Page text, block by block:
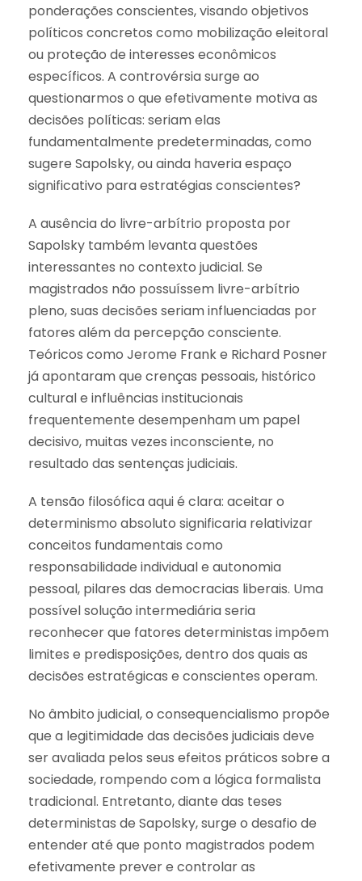
ponderações conscientes, visando objetivos
políticos concretos como mobilização eleitoral
ou proteção de interesses econômicos
específicos. A controvérsia surge ao
questionarmos o que efetivamente motiva as
decisões políticas: seriam elas
fundamentalmente predeterminadas, como
sugere Sapolsky, ou ainda haveria espaço
significativo para estratégias conscientes?
A ausência do livre-arbítrio proposta por
Sapolsky também levanta questões
interessantes no contexto judicial. Se
magistrados não possuíssem livre-arbítrio
pleno, suas decisões seriam influenciadas por
fatores além da percepção consciente.
Teóricos como Jerome Frank e Richard Posner
já apontaram que crenças pessoais, histórico
cultural e influências institucionais
frequentemente desempenham um papel
decisivo, muitas vezes inconsciente, no
resultado das sentenças judiciais.
A tensão filosófica aqui é clara: aceitar o
determinismo absoluto significaria relativizar
conceitos fundamentais como
responsabilidade individual e autonomia
pessoal, pilares das democracias liberais. Uma
possível solução intermediária seria
reconhecer que fatores deterministas impõem
limites e predisposições, dentro dos quais as
decisões estratégicas e conscientes operam.
No âmbito judicial, o consequencialismo propõe
que a legitimidade das decisões judiciais deve
ser avaliada pelos seus efeitos práticos sobre a
sociedade, rompendo com a lógica formalista
tradicional. Entretanto, diante das teses
deterministas de Sapolsky, surge o desafio de
entender até que ponto magistrados podem
efetivamente prever e controlar as